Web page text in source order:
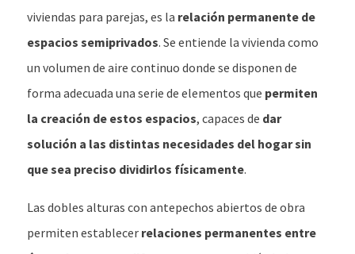
viviendas para parejas, es la relación permanente de
espacios semiprivados. Se entiende la vivienda como
un volumen de aire continuo donde se disponen de
forma adecuada una serie de elementos que permiten
la creación de estos espacios, capaces de dar
solución a las distintas necesidades del hogar sin
que sea preciso dividirlos físicamente.
Las dobles alturas con antepechos abiertos de obra
permiten establecer relaciones permanentes entre